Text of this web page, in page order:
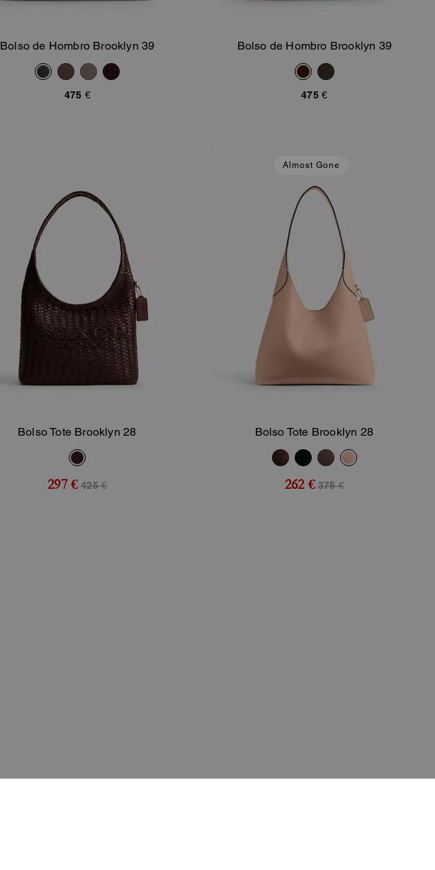
Añadir A La Cesta
Bolso de Hombro Brooklyn 39
475 €
Añadir A La Cesta
Bolso de Hombro Brooklyn 39
475 €
Añadir A La Cesta
Bolso Tote Brooklyn 28
297 € 425 €
Almost Gone
Añadir A La Cesta
Bolso Tote Brooklyn 28
262 € 375 €